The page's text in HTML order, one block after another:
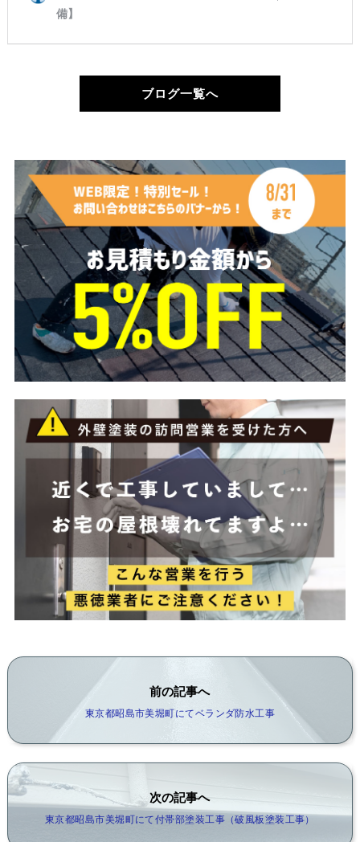
ブログ一覧へ
前の記事へ
東京都昭島市美堀町にてベランダ防水工事
次の記事へ
東京都昭島市美堀町にて付帯部塗装工事（破風板塗装工事）